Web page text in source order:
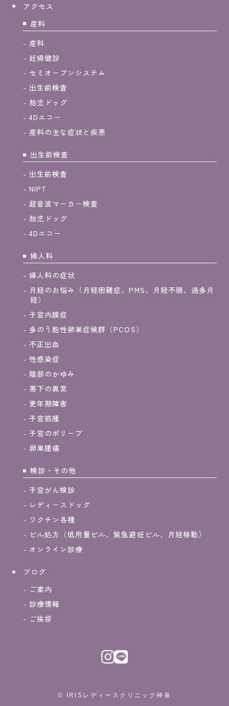
アクセス
産科
産科
妊婦健診
セミオープンシステム
出生前検査
胎児ドッグ
4Dエコー
産科の主な症状と疾患
出生前検査
出生前検査
NIPT
超音波マーカー検査
胎児ドッグ
4Dエコー
婦人科
婦人科の症状
月経のお悩み（月経困難症、PMS、月経不順、過多月
経）
子宮内膜症
多のう胞性卵巣症候群（PCOS）
不正出血
性感染症
陰部のかゆみ
帯下の異常
更年期障害
子宮筋腫
子宮のポリープ
卵巣腫瘍
検診・その他
子宮がん検診
レディースドッグ
ワクチン各種
ピル処方（低用量ピル、緊急避妊ピル、月経移動）
オンライン診療
ブログ
ご案内
診療情報
ご挨拶
© IRISレディースクリニック神泉